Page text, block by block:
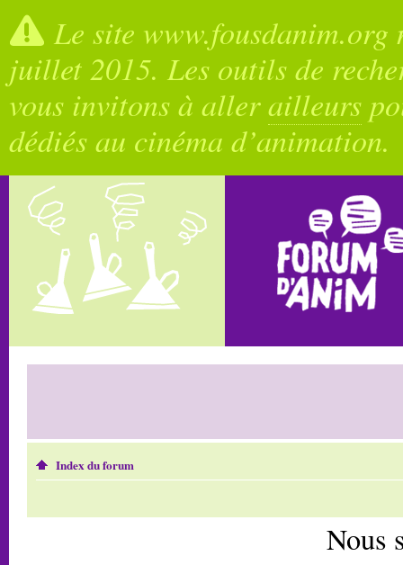
Le site
juillet 2015. Les outils de
vous invitons à allerailleurs
dédiés au cinéma d’animation.
Index du forum
Nous